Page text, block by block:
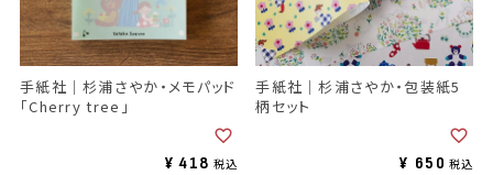
手紙社｜杉浦さやか・メモパッド
「Cherry tree」
¥ 418 税込
手紙社｜杉浦さやか・包装紙5
柄セット
¥ 650 税込